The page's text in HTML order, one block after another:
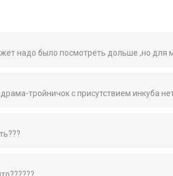
надо было посмотреть дольше ,но для
тройничок с присутствием инкуба